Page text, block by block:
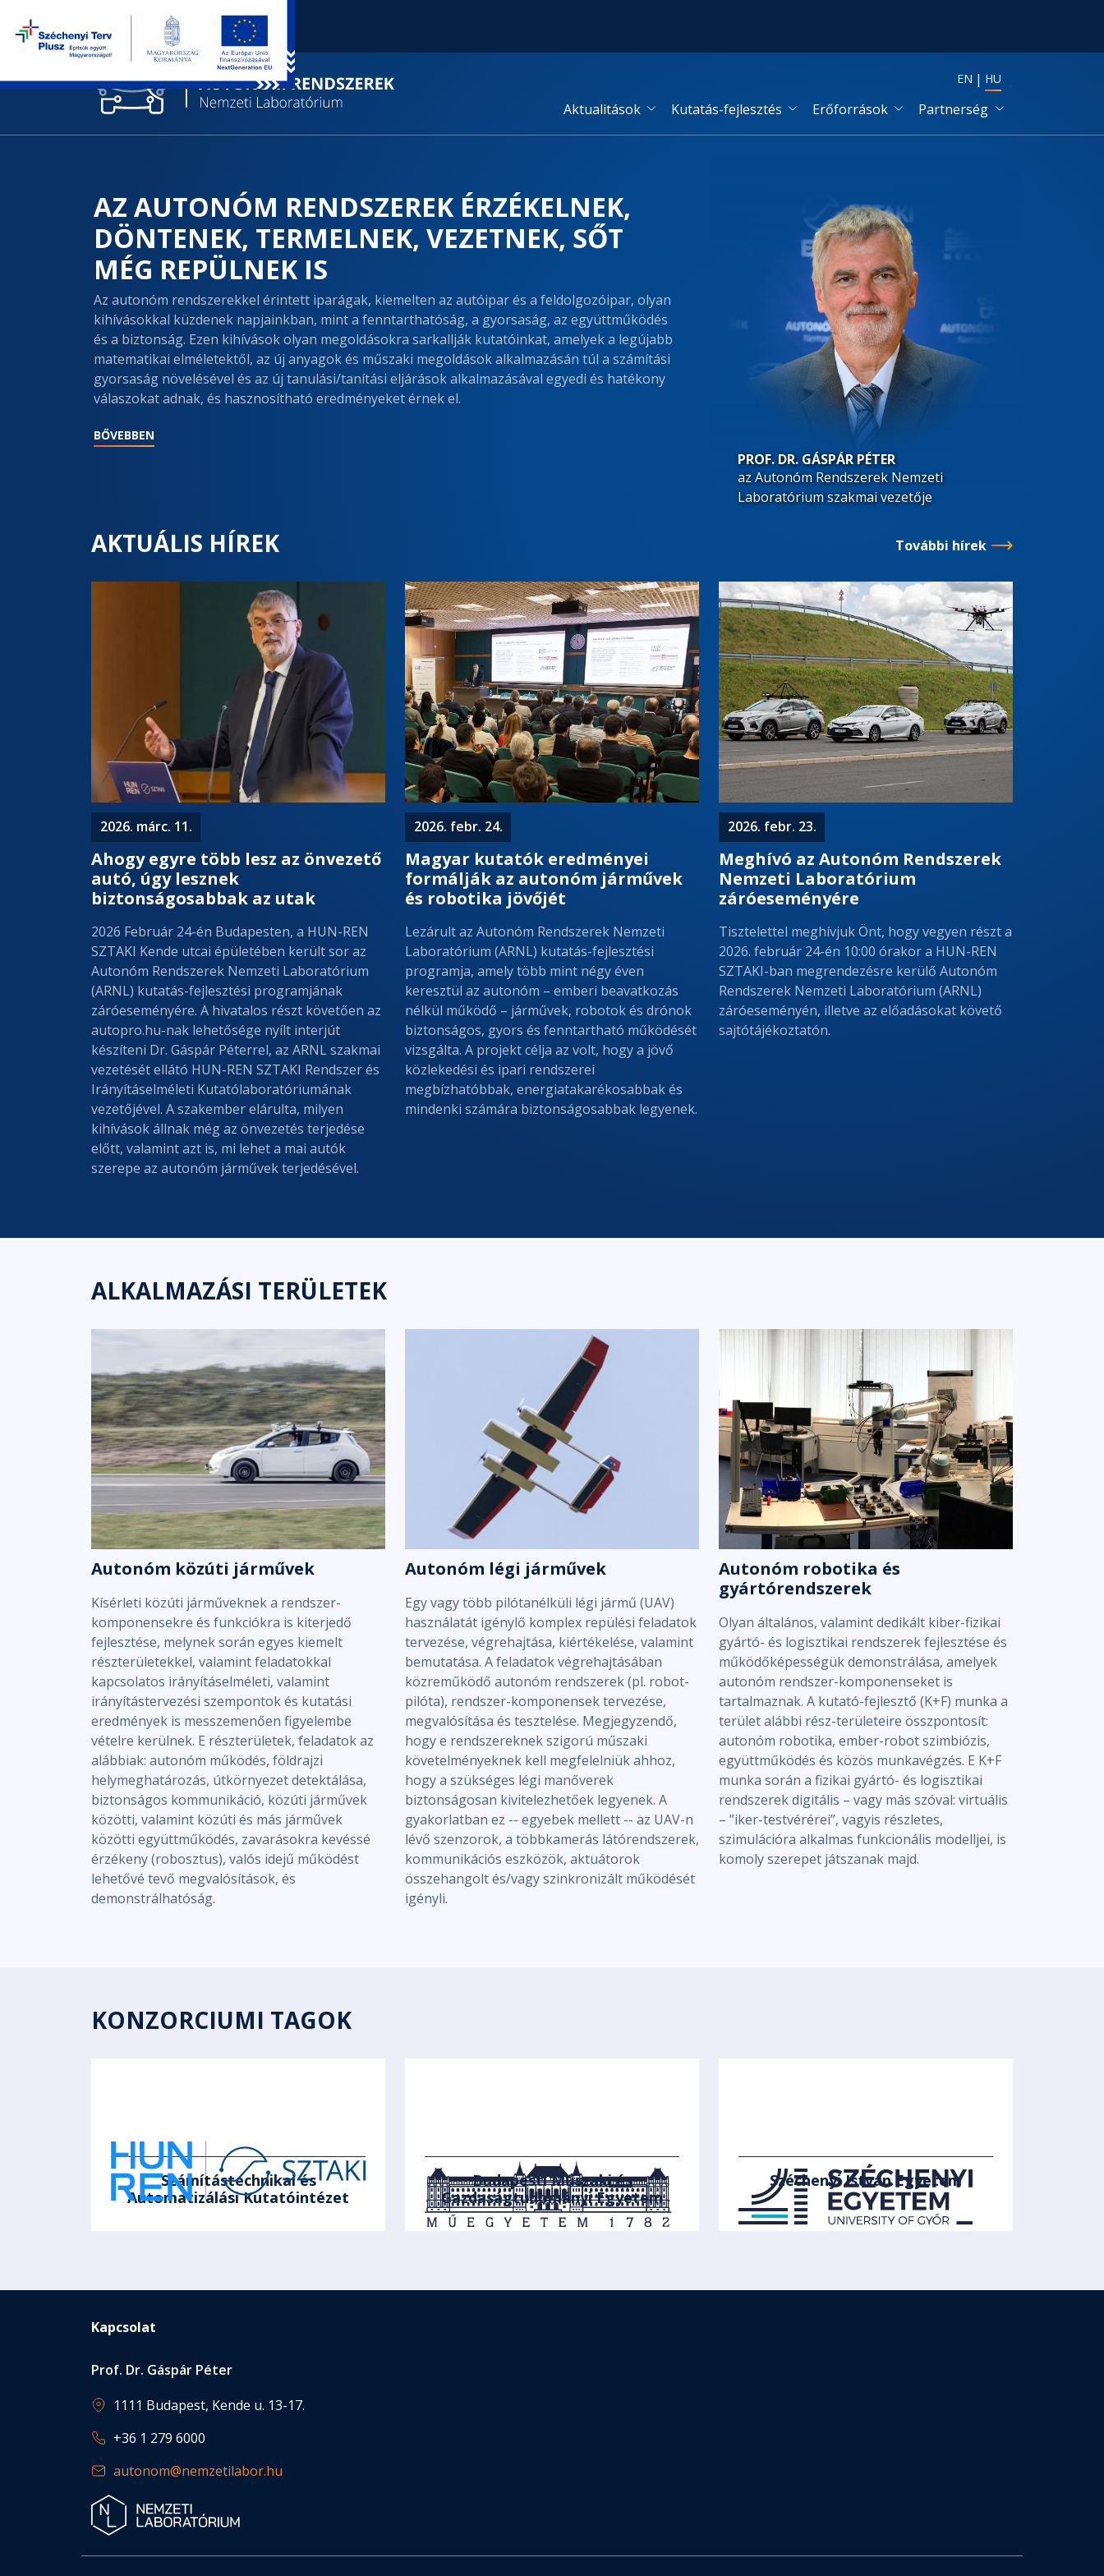
EN HU
Aktualitások Kutatás-fejlesztés Erőforrások Partnerség
AZ AUTONÓM RENDSZEREK ÉRZÉKELNEK,
DÖNTENEK, TERMELNEK, VEZETNEK, SŐT
MÉG REPÜLNEK IS
Az autonóm rendszerekkel érintett iparágak, kiemelten az autóipar és a feldolgozóipar, olyan
kihívásokkal küzdenek napjainkban, mint a fenntarthatóság, a gyorsaság, az együttműködés
és a biztonság. Ezen kihívások olyan megoldásokra sarkallják kutatóinkat, amelyek a legújabb
matematikai elméletektől, az új anyagok és műszaki megoldások alkalmazásán túl a számítási
gyorsaság növelésével és az új tanulási/tanítási eljárások alkalmazásával egyedi és hatékony
válaszokat adnak, és hasznosítható eredményeket érnek el.
BŐVEBBEN
PROF. DR. GÁSPÁR PÉTER
az Autonóm Rendszerek Nemzeti
Laboratórium szakmai vezetője
AKTUÁLIS HÍREK További hírek
2026. márc. 11.
Ahogy egyre több lesz az önvezető
autó, úgy lesznek
biztonságosabbak az utak
2026 Február 24-én Budapesten, a HUN-REN
SZTAKI Kende utcai épületében került sor az
Autonóm Rendszerek Nemzeti Laboratórium
(ARNL) kutatás-fejlesztési programjának
záróeseményére. A hivatalos részt követően az
autopro.hu-nak lehetősége nyílt interjút
készíteni Dr. Gáspár Péterrel, az ARNL szakmai
vezetését ellátó HUN-REN SZTAKI Rendszer és
Irányításelméleti Kutatólaboratóriumának
vezetőjével. A szakember elárulta, milyen
kihívások állnak még az önvezetés terjedése
előtt, valamint azt is, mi lehet a mai autók
szerepe az autonóm járművek terjedésével.
2026. febr. 24.
Magyar kutatók eredményei
formálják az autonóm járművek
és robotika jövőjét
Lezárult az Autonóm Rendszerek Nemzeti
Laboratórium (ARNL) kutatás-fejlesztési
programja, amely több mint négy éven
keresztül az autonóm – emberi beavatkozás
nélkül működő – járművek, robotok és drónok
biztonságos, gyors és fenntartható működését
vizsgálta. A projekt célja az volt, hogy a jövő
közlekedési és ipari rendszerei
megbízhatóbbak, energiatakarékosabbak és
mindenki számára biztonságosabbak legyenek.
2026. febr. 23.
Meghívó az Autonóm Rendszerek
Nemzeti Laboratórium
záróeseményére
Tisztelettel meghívjuk Önt, hogy vegyen részt a
2026. február 24-én 10:00 órakor a HUN-REN
SZTAKI-ban megrendezésre kerülő Autonóm
Rendszerek Nemzeti Laboratórium (ARNL)
záróeseményén, illetve az előadásokat követő
sajtótájékoztatón.
ALKALMAZÁSI TERÜLETEK
Autonóm közúti járművek
Kísérleti közúti járműveknek a rendszer-
komponensekre és funkciókra is kiterjedő
fejlesztése, melynek során egyes kiemelt
részterületekkel, valamint feladatokkal
kapcsolatos irányításelméleti, valamint
irányítástervezési szempontok és kutatási
eredmények is messzemenően figyelembe
vételre kerülnek. E részterületek, feladatok az
alábbiak: autonóm működés, földrajzi
helymeghatározás, útkörnyezet detektálása,
biztonságos kommunikáció, közúti járművek
közötti, valamint közúti és más járművek
közötti együttműködés, zavarásokra kevéssé
érzékeny (robosztus), valós idejű működést
lehetővé tevő megvalósítások, és
demonstrálhatóság.
Autonóm légi járművek
Egy vagy több pilótanélküli légi jármű (UAV)
használatát igénylő komplex repülési feladatok
tervezése, végrehajtása, kiértékelése, valamint
bemutatása. A feladatok végrehajtásában
közreműködő autonóm rendszerek (pl. robot-
pilóta), rendszer-komponensek tervezése,
megvalósítása és tesztelése. Megjegyzendő,
hogy e rendszereknek szigorú műszaki
követelményeknek kell megfelelniük ahhoz,
hogy a szükséges légi manőverek
biztonságosan kivitelezhetőek legyenek. A
gyakorlatban ez -- egyebek mellett -- az UAV-n
lévő szenzorok, a többkamerás látórendszerek,
kommunikációs eszközök, aktuátorok
összehangolt és/vagy szinkronizált működését
igényli.
Autonóm robotika és
gyártórendszerek
Olyan általános, valamint dedikált kiber-fizikai
gyártó- és logisztikai rendszerek fejlesztése és
működőképességük demonstrálása, amelyek
autonóm rendszer-komponenseket is
tartalmaznak. A kutató-fejlesztő (K+F) munka a
terület alábbi rész-területeire összpontosít:
autonóm robotika, ember-robot szimbiózis,
együttműködés és közös munkavégzés. E K+F
munka során a fizikai gyártó- és logisztikai
rendszerek digitális – vagy más szóval: virtuális
– ”iker-testvérérei”, vagyis részletes,
szimulációra alkalmas funkcionális modelljei, is
komoly szerepet játszanak majd.
KONZORCIUMI TAGOK
Számítástechnikai és
Automatizálási Kutatóintézet
Budapesti Műszaki és
Gazdaságtudományi Egyetem
Széchenyi István Egyetem
Kapcsolat
Prof. Dr. Gáspár Péter
1111 Budapest, Kende u. 13-17.
+36 1 279 6000
autonom@nemzetilabor.hu